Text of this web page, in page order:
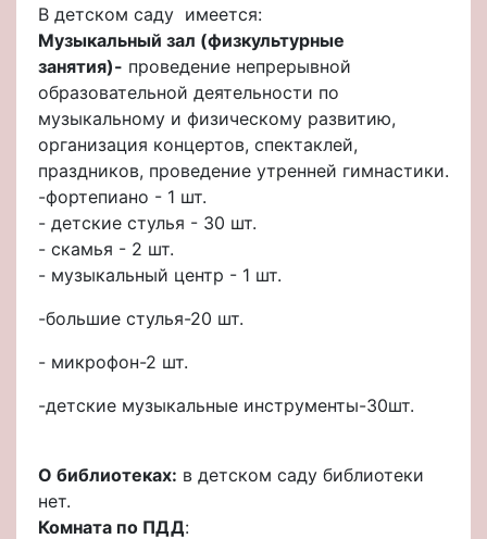
В детском саду имеется:
Музыкальный зал (физкультурные
занятия)- проведение непрерывной
образовательной деятельности по
музыкальному и физическому развитию,
организация концертов, спектаклей,
праздников, проведение утренней гимнастики.
-фортепиано - 1 шт.
- детские стулья - 30 шт.
- скамья - 2 шт.
- музыкальный центр - 1 шт.
-большие стулья-20 шт.
- микрофон-2 шт.
-детские музыкальные инструменты-30шт.
О библиотеках: в детском саду библиотеки
нет.
Комната по ПДД: